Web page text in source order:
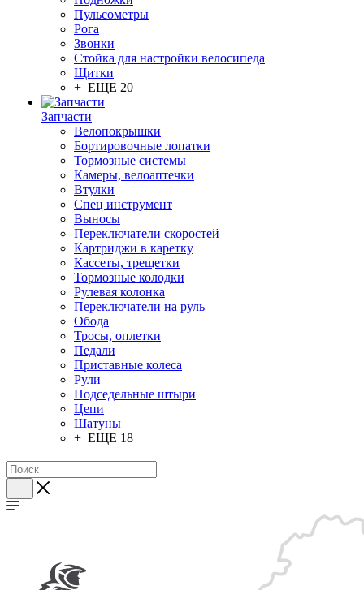
Пульсометры
Рога
Звонки
Стойка для настройки велосипеда
Щитки
+ ЕЩЕ 20
Запчасти
Велопокрышки
Бортировочные лопатки
Тормозные системы
Камеры, велоаптечки
Втулки
Спец инструмент
Выносы
Переключатели скоростей
Картриджи в каретку
Кассеты, трещетки
Тормозные колодки
Рулевая колонка
Переключатели на руль
Обода
Тросы, оплетки
Педали
Приставные колеса
Рули
Подседельные штыри
Цепи
Шатуны
+ ЕЩЕ 18